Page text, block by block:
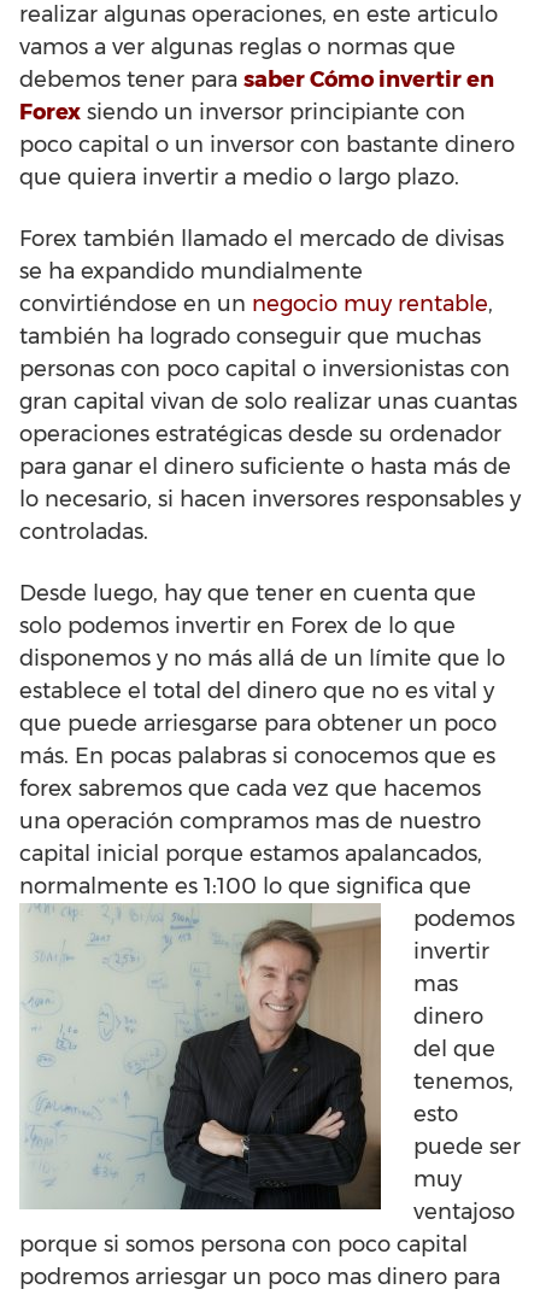
realizar algunas operaciones, en este articulo
vamos a ver algunas reglas o normas que
debemos tener para saber Cómo invertir en
Forex siendo un inversor principiante con
poco capital o un inversor con bastante dinero
que quiera invertir a medio o largo plazo.
Forex también llamado el mercado de divisas
se ha expandido mundialmente
convirtiéndose en un negocio muy rentable,
también ha logrado conseguir que muchas
personas con poco capital o inversionistas con
gran capital vivan de solo realizar unas cuantas
operaciones estratégicas desde su ordenador
para ganar el dinero suficiente o hasta más de
lo necesario, si hacen inversores responsables y
controladas.
Desde luego, hay que tener en cuenta que
solo podemos invertir en Forex de lo que
disponemos y no más allá de un límite que lo
establece el total del dinero que no es vital y
que puede arriesgarse para obtener un poco
más. En pocas palabras si conocemos que es
forex sabremos que cada vez que hacemos
una operación compramos mas de nuestro
capital inicial porque estamos apalancados,
normalmente es 1:100 lo que significa que
podemos
invertir
mas
dinero
del que
tenemos,
esto
puede ser
muy
ventajoso
porque si somos persona con poco capital
podremos arriesgar un poco mas dinero para